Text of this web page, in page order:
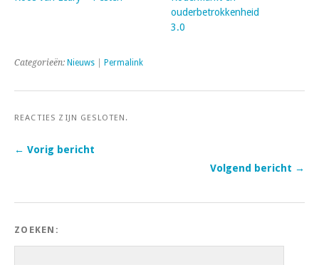
ouderbetrokkenheid
3.0
Categorieën: Nieuws Permalink
REACTIES ZIJN GESLOTEN.
← Vorig bericht
Volgend bericht →
ZOEKEN: